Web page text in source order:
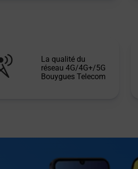
La qualité du
réseau 4G/4G+/5G
Bouygues Telecom